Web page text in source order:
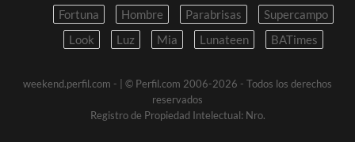
Fortuna
Hombre Parabrisas
Supercampo
Look
Luz Mia Lunateen BATimes
weekend.perfil.com -
| © Perfil.com 2006-2026 - Todos los derechos
reservados
Registro de Propiedad Intelectual: Nro.